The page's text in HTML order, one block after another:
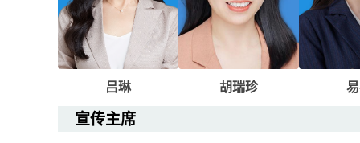
吕琳 胡瑞珍
宣传主席